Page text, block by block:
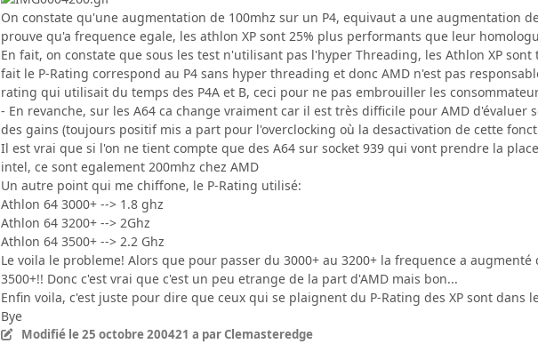
On constate qu'une augmentation de 100mhz sur un P4, equivaut a une augmentation
prouve qu'a frequence egale, les athlon XP sont 25% plus performants que leur
En fait, on constate que sous les test n'utilisant pas l'hyper Threading, les Athlon XP
fait le P-Rating correspond au P4 sans hyper threading et donc AMD n'est pas
rating qui utilisait du temps des P4A et B, ceci pour ne pas embrouiller les
- En revanche, sur les A64 ca change vraiment car il est très difficile pour AMD d'évaluer
des gains (toujours positif mis a part pour l'overclocking où la desactivation de cette
Il est vrai que si l'on ne tient compte que des A64 sur socket 939 qui vont prendre la
intel, ce sont egalement 200mhz chez AMD
Un autre point qui me chiffone, le P-Rating utilisé:
Athlon 64 3000+ --> 1.8 ghz
Athlon 64 3200+ --> 2Ghz
Athlon 64 3500+ --> 2.2 Ghz
Le voila le probleme! Alors que pour passer du 3000+ au 3200+ la frequence a
3500+!! Donc c'est vrai que c'est un peu etrange de la part d'AMD mais bon...
Enfin voila, c'est juste pour dire que ceux qui se plaignent du P-Rating des XP sont dans
Bye
Modifié le 25 octobre 200421 a par Clemasteredge